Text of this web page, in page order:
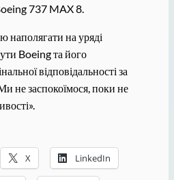
737 MAX 8.
наполягати на уряді
Boeing та його
відповідальності за
не заспокоїмося, поки не
X LinkedIn